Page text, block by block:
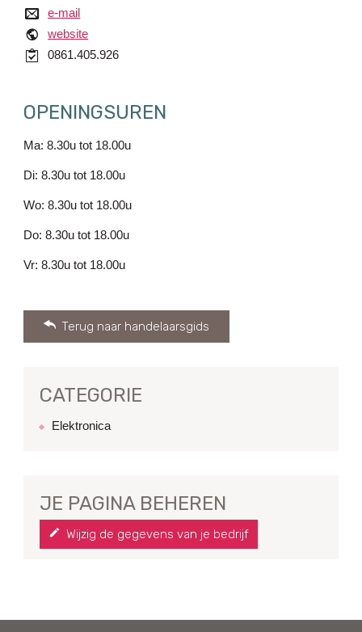
e-maile-mail
websitewebsite
Handelsregister2
0861.405.926
OPENINGSUREN
Ma: 8.30u tot 18.00u
Di: 8.30u tot 18.00u
Wo: 8.30u tot 18.00u
Do: 8.30u tot 18.00u
Vr: 8.30u tot 18.00u
Terug naar handelaarsgids
CATEGORIE
Elektronica
JE PAGINA BEHEREN
Wijzig de gegevens van je bedrijf